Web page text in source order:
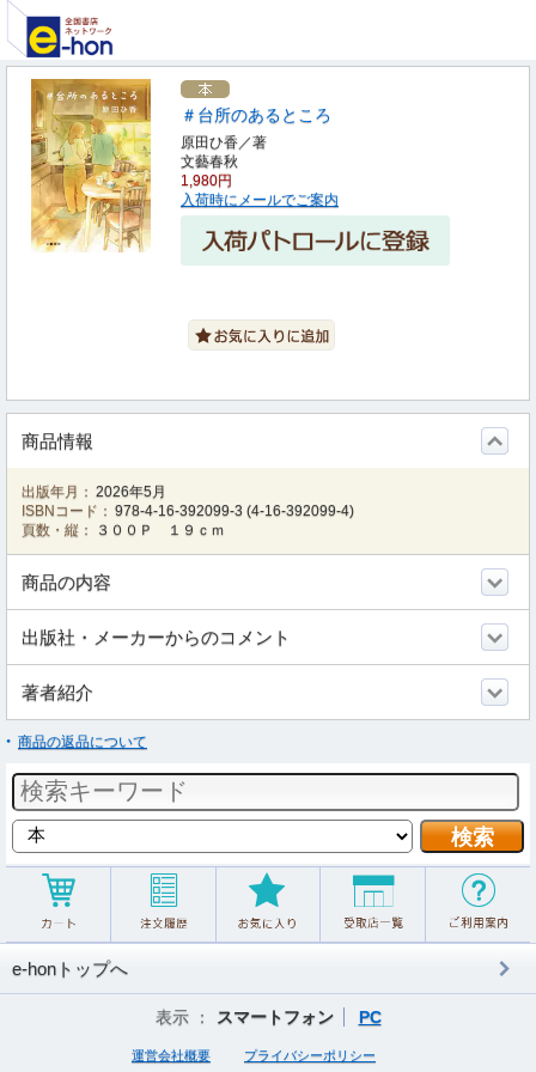
＃台所のあるところ
原田ひ香／著
文藝春秋
1,980円
入荷時にメールでご案内
商品情報
出版年月： 2026年5月
ISBNコード： 978-4-16-392099-3 (4-16-392099-4)
頁数・縦：
３００Ｐ １９ｃｍ
商品の内容
出版社・メーカーからのコメント
著者紹介
商品の返品について
e-honトップへ
表示 ： スマートフォン PC
運営会社概要 プライバシーポリシー